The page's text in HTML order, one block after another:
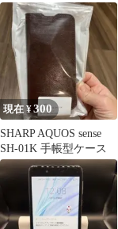
タイ SH-01J SH-02K 交
換用電池パック 交換用
バッテリー SH44 3.85V
1800mAh 1個
現在 ¥300
SHARP AQUOS sense
SH-01K 手帳型ケース